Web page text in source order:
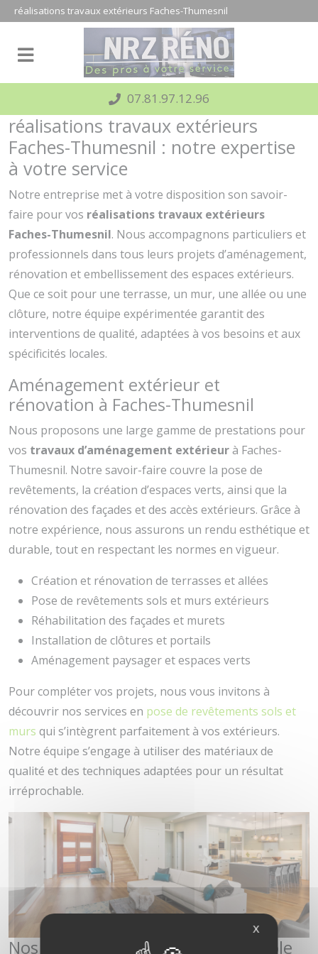
réalisations travaux extérieurs Faches-Thumesnil
07.81.97.12.96
réalisations travaux extérieurs
Faches-Thumesnil : notre expertise
à votre service
Notre entreprise met à votre disposition son savoir-
faire pour vos réalisations travaux extérieurs
Faches-Thumesnil. Nous accompagnons particuliers et
professionnels dans tous leurs projets d’aménagement,
rénovation et embellissement des espaces extérieurs.
Que ce soit pour une terrasse, un mur, une allée ou une
clôture, notre équipe expérimentée garantit des
interventions de qualité, adaptées à vos besoins et aux
spécificités locales.
Aménagement extérieur et
rénovation à Faches-Thumesnil
Nous proposons une large gamme de prestations pour
vos travaux d’aménagement extérieurà Faches-
Thumesnil. Notre savoir-faire couvre la pose de
revêtements, la création d’espaces verts, ainsi que la
rénovation des façades et des accès extérieurs. Grâce à
notre expérience, nous assurons un rendu esthétique et
durable, tout en respectant les normes en vigueur.
Création et rénovation de terrasses et allées
Pose de revêtements sols et murs extérieurs
Réhabilitation des façades et murets
Installation de clôtures et portails
Aménagement paysager et espaces verts
Pour compléter vos projets, nous vous invitons à
découvrir nos services en pose de revêtements sols et
murs qui s’intègrent parfaitement à vos extérieurs.
Notre équipe s’engage à utiliser des matériaux de
qualité et des techniques adaptées pour un résultat
irréprochable.
Nos interventions dans la Métropole
Panneau de gestion des cookies
X